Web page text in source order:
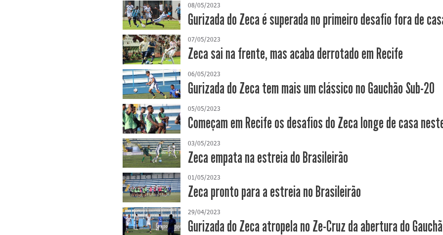
08/05/2023
Gurizada do Zeca é superada no primeiro desafio fora de
07/05/2023
Zeca sai na frente, mas acaba derrotado em Recife
06/05/2023
Gurizada do Zeca tem mais um clássico no Gauchão Sub-20
05/05/2023
Começam em Recife os desafios do Zeca longe de casa
03/05/2023
Zeca empata na estreia do Brasileirão
01/05/2023
Zeca pronto para a estreia no Brasileirão
29/04/2023
Gurizada do Zeca atropela no Ze-Cruz da abertura do